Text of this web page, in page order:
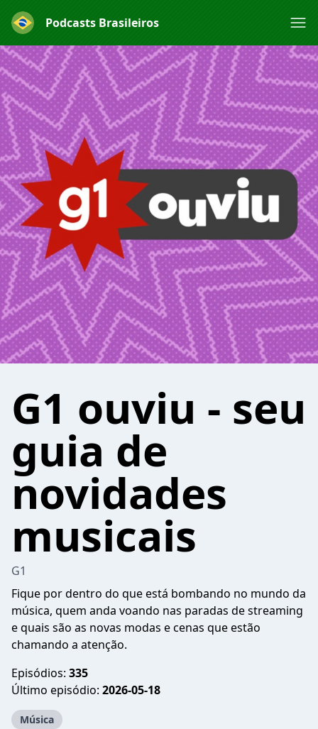
Podcasts Brasileiros
G1 ouviu - seu
guia de
novidades
musicais
G1
Fique por dentro do que está bombando no mundo da
música, quem anda voando nas paradas de streaming
e quais são as novas modas e cenas que estão
chamando a atenção.
Episódios: 335
Último episódio: 2026-05-18
Música